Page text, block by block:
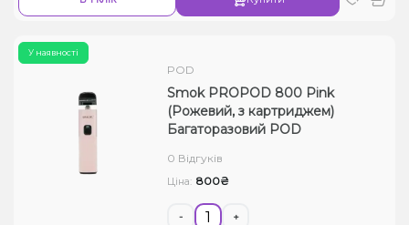
У наявності
POD
Smok PROPOD 800 Pink
(Рожевий, з картриджем)
Багаторазовий POD
0 Відгуків
Ціна: 800₴
- +